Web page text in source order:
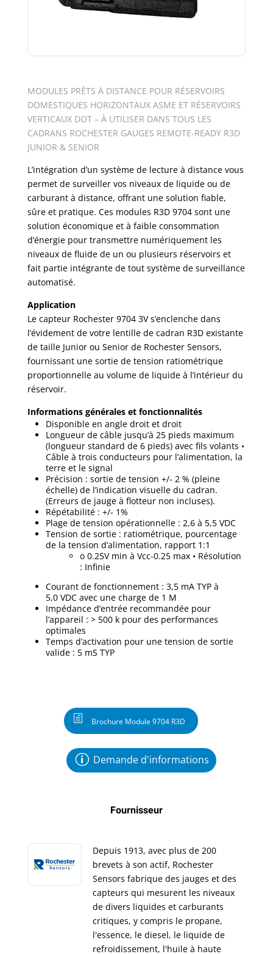
MODULES PRÊTS À DISTANCE POUR RÉSERVOIRS
DOMESTIQUES HORIZONTAUX ASME ET RÉSERVOIRS
VERTICAUX DOT – À UTILISER DANS TOUS LES
CADRANS ROCHESTER GAUGES REMOTE-READY R3D
JUNIOR & SENIOR
L’intégration d’un système de lecture à distance vous
permet de surveiller vos niveaux de liquide ou de
carburant à distance, offrant une solution fiable,
sûre et pratique. Ces modules R3D 9704 sont une
solution économique et à faible consommation
d’énergie pour transmettre numériquement les
niveaux de fluide de un ou plusieurs réservoirs et
fait partie intégrante de tout système de surveillance
automatisé.
Application
Le capteur Rochester 9704 3V s’enclenche dans
l’évidement de votre lentille de cadran R3D existante
de taille Junior ou Senior de Rochester Sensors,
fournissant une sortie de tension ratiométrique
proportionnelle au volume de liquide à l’intérieur du
réservoir.
Informations générales et fonctionnalités
Disponible en angle droit et droit
Longueur de câble jusqu’à 25 pieds maximum
(longueur standard de 6 pieds) avec fils volants •
Câble à trois conducteurs pour l’alimentation, la
terre et le signal
Précision : sortie de tension +/- 2 % (pleine
échelle) de l’indication visuelle du cadran.
(Erreurs de jauge à flotteur non incluses).
Répétabilité : +/- 1%
Plage de tension opérationnelle : 2,6 à 5,5 VDC
Tension de sortie : ratiométrique, pourcentage
de la tension d’alimentation, rapport 1:1
o 0.25V min à Vcc-0.25 max • Résolution
: Infinie
Courant de fonctionnement : 3,5 mA TYP à
5,0 VDC avec une charge de 1 M
Impédance d’entrée recommandée pour
l’appareil : > 500 k pour des performances
optimales
Temps d’activation pour une tension de sortie
valide : 5 mS TYP
Brochure Module 9704 R3D
Demande d'informations
Fournisseur
Depuis 1913, avec plus de 200
brevets à son actif, Rochester
Sensors fabrique des jauges et des
capteurs qui mesurent les niveaux
de divers liquides et carburants
critiques, y compris le propane,
l'essence, le diesel, le liquide de
refroidissement, l'huile à haute